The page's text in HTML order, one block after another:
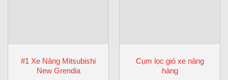
#1 Xe Nâng Mitsubishi
New Grendia
Cụm lọc gió xe nâng
hàng